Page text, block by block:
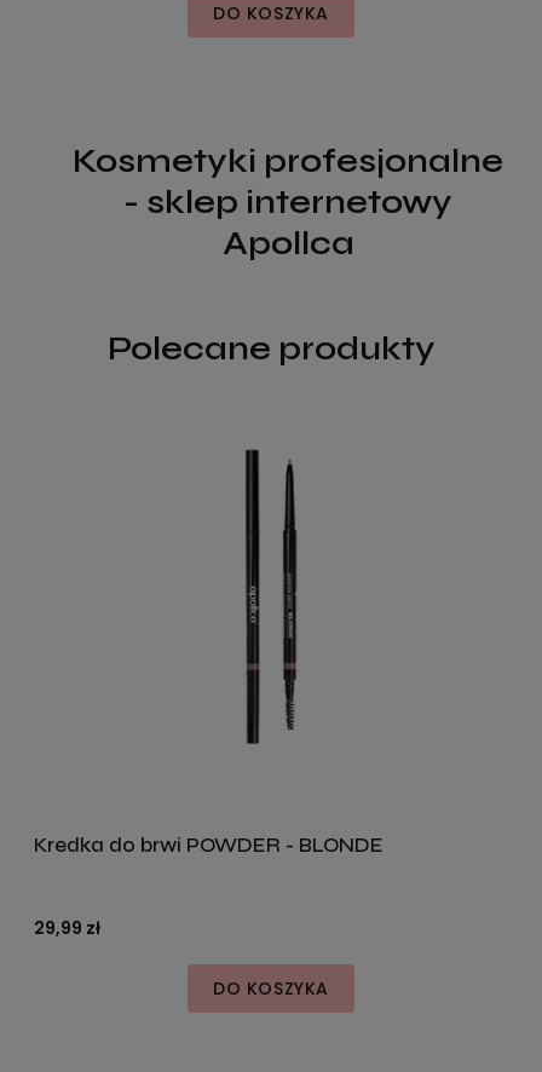
DO KOSZYKA
Kosmetyki profesjonalne
- sklep internetowy
Apollca
Polecane produkty
Kredka do brwi POWDER - BLONDE
29,99 zł
DO KOSZYKA